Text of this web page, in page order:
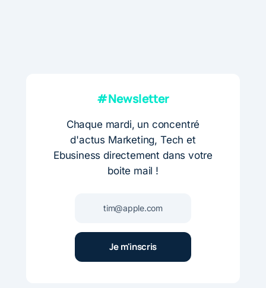
#Newsletter
Chaque mardi, un concentré
d'actus Marketing, Tech et
Ebusiness directement dans votre
boite mail !